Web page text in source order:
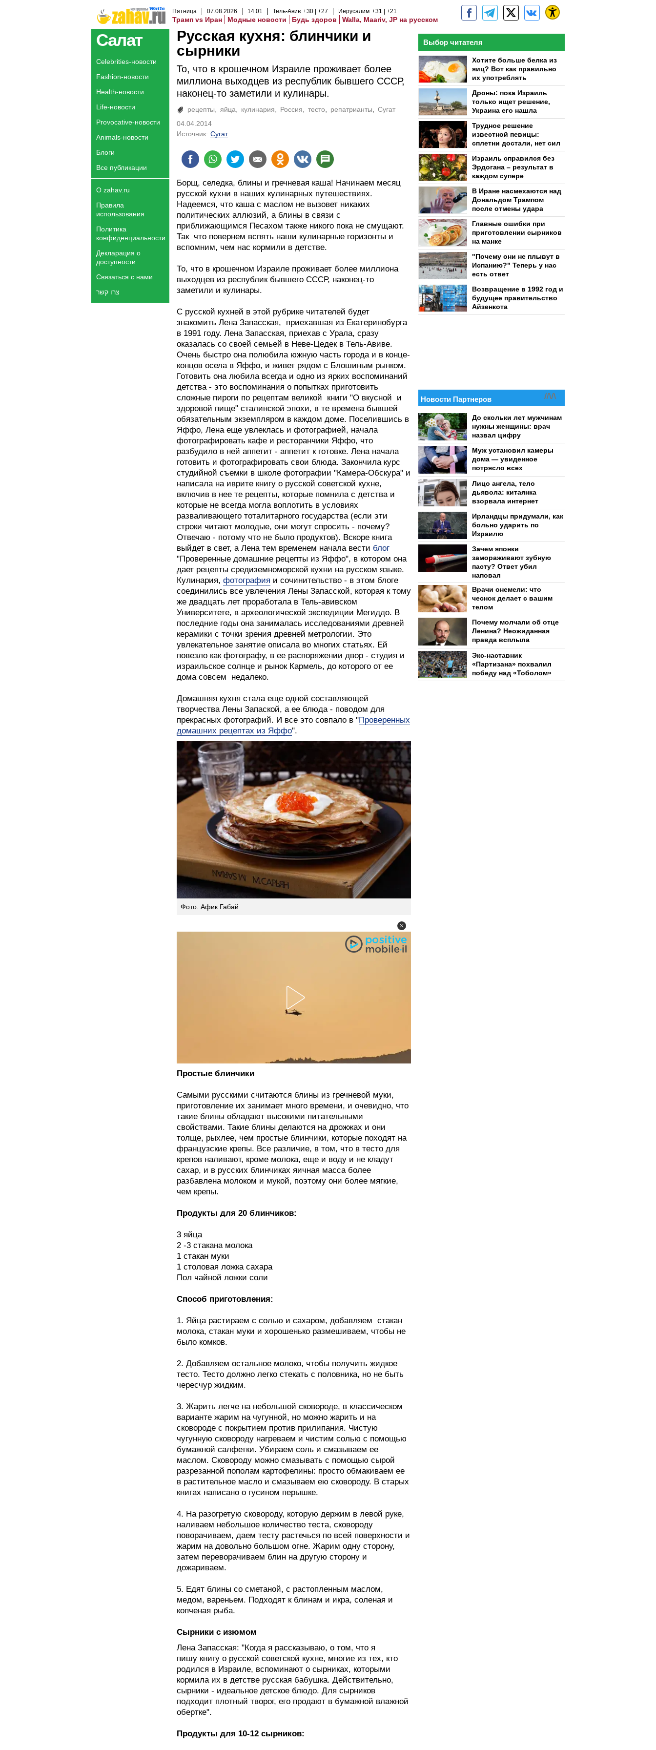
Пятница 07.08.2026 14:01 Тель-Авив +30 +27 Иерусалим +31 +21
Трамп vs Иран Модные новости Будь здоров Walla, Maariv, JP на русском
Салат
Celebrities-новости
Fashion-новости
Health-новости
Life-новости
Provocative-новости
Animals-новости
Блоги
Все публикации
О zahav.ru
Правила
использования
Политика
конфиденциальности
Декларация о
доступности
Связаться с нами
צרו קשר
Русская кухня: блинчики и
сырники
То, что в крошечном Израиле проживает более
миллиона выходцев из республик бывшего СССР,
наконец-то заметили и кулинары.
рецепты яйца кулинария Россия тесто репатрианты
Сугат
04.04.2014
Источник: Сугат
Борщ, селедка, блины и гречневая каша! Начинаем месяц
русской кухни в наших кулинарных путешествиях.
Надеемся, что каша с маслом не вызовет никаких
политических аллюзий, а блины в связи с
приближающимся Песахом также никого пока не смущают.
Так что повернем вспять наши кулинарные горизонты и
вспомним, чем нас кормили в детстве.
То, что в крошечном Израиле проживает более миллионa
выходцев из республик бывшего СССР, наконец-то
заметили и кулинары.
С русской кухней в этой рубрике читателей будет
знакомить Лена Запасская, приехавшая из Екатеринобурга
в 1991 году. Лена Запасская, приехав с Урала, сразу
оказалась со своей семьей в Неве-Цедек в Тель-Авиве.
Очень быстро она полюбила южную часть города и в конце-
концов осела в Яффо, и живет рядом с Блошиным рынком.
Готовить она любила всегда и одно из ярких воспоминаний
детства - это воспоминания о попытках приготовить
сложные пироги по рецептам великой книги "О вкусной и
здоровой пище" сталинской эпохи, в те времена бывшей
обязательным экземпляром в каждом доме. Поселившись в
Яффо, Лена еще увлеклась и фотографией, начала
фотографировать кафе и ресторанчики Яффо, что
разбудило в ней аппетит - аппетит к готовке. Лена начала
готовить и фотографировать свои блюда. Закончила курс
студийной съемки в школе фотографии "Камера-Обскура" и
написала на иврите книгу о русской советской кухне,
включив в нее те рецепты, которые помнила с детства и
которые не всегда могла воплотить в условиях
разваливающего тоталитарного государства (если эти
строки читают молодые, они могут спросить - почему?
Отвечаю - потому что не было продуктов). Вскоре книга
выйдет в свет, а Лена тем временем начала вести блог
"Проверенные домашние рецепты из Яффо", в котором она
дает рецепты средиземноморской кухни на русском языке.
Кулинария, фотография и сочинительство - в этом блоге
соединились все увлечения Лены Запасской, которая к тому
же двадцать лет проработала в Тель-авивском
Университете, в археологической экспедиции Мегиддо. В
последние годы она занималась исследованиями древней
керамики с точки зрения древней метрологии. Это
увлекательное занятие описала во многих статьях. Ей
повезло как фотографу, в ее распоряжении двор - студия и
израильское солнце и рынок Кармель, до которого от ее
дома совсем недалеко.
Домашняя кухня стала еще одной составляющей
творчества Лены Запаской, а ее блюда - поводом для
прекрасных фотографий. И все это совпало в "Проверенных
домашних рецептах из Яффо".
Фото: Афик Габай
Простые блинчики
Самыми русскими считаются блины из гречневой муки,
приготовление их занимает много времени, и очевидно, что
такие блины обладают высокими питательными
свойствами. Такие блины делаются на дрожжах и они
толще, рыхлее, чем простые блинчики, которые походят на
французские крепы. Все различие, в том, что в тесто для
крепов наливают, кроме молока, еще и воду и не кладут
сахар, и в русских блинчиках яичная масса более
разбавлена молоком и мукой, поэтому они более мягкие,
чем крепы.
Продукты для 20 блинчиков:
3 яйца
2 -3 стакана молока
1 стакан муки
1 столовая ложка сахара
Пол чайной ложки соли
Способ приготовления:
1. Яйца растираем с солью и сахаром, добавляем стакан
молока, стакан муки и хорошенько размешиваем, чтобы не
было комков.
2. Добавляем остальное молоко, чтобы получить жидкое
тесто. Тесто должно легко стекать с половника, но не быть
чересчур жидким.
3. Жарить легче на небольшой сковороде, в классическом
варианте жарим на чугунной, но можно жарить и на
сковороде с покрытием против прилипания. Чистую
чугунную сковороду нагреваем и чистим солью с помощью
бумажной салфетки. Убираем соль и смазываем ее
маслом. Сковороду можно смазывать с помощью сырой
разрезанной пополам картофелины: просто обмакиваем ее
в растительное масло и смазываем ею сковороду. В старых
книгах написано о гусином перышке.
4. На разогретую сковороду, которую держим в левой руке,
наливаем небольшое количество теста, сковороду
поворачиваем, даем тесту растечься по всей поверхности и
жарим на довольно большом огне. Жарим одну сторону,
затем переворачиваем блин на другую сторону и
дожариваем.
5. Едят блины со сметаной, с растопленным маслом,
медом, вареньем. Подходят к блинам и икра, соленая и
копченая рыба.
Сырники с изюмом
Лена Запасская: "Когда я рассказываю, о том, что я
пишу книгу о русской советской кухне, многие из тех, кто
родился в Израиле, вспоминают о сырниках, которыми
кормила их в детстве русская бабушка. Действительно,
сырники - идеальное детское блюдо. Для сырников
подходит плотный творог, его продают в бумажной влажной
обертке".
Продукты для 10-12 сырников:
Выбор читателя
Хотите больше белка из
яиц? Вот как правильно
их употреблять
Дроны: пока Израиль
только ищет решение,
Украина его нашла
Трудное решение
известной певицы:
сплетни достали, нет сил
Израиль справился без
Эрдогана – результат в
каждом супере
В Иране насмехаются над
Дональдом Трампом
после отмены удара
Главные ошибки при
приготовлении сырников
на манке
"Почему они не плывут в
Испанию?" Теперь у нас
есть ответ
Возвращение в 1992 год и
будущее правительство
Айзенкота